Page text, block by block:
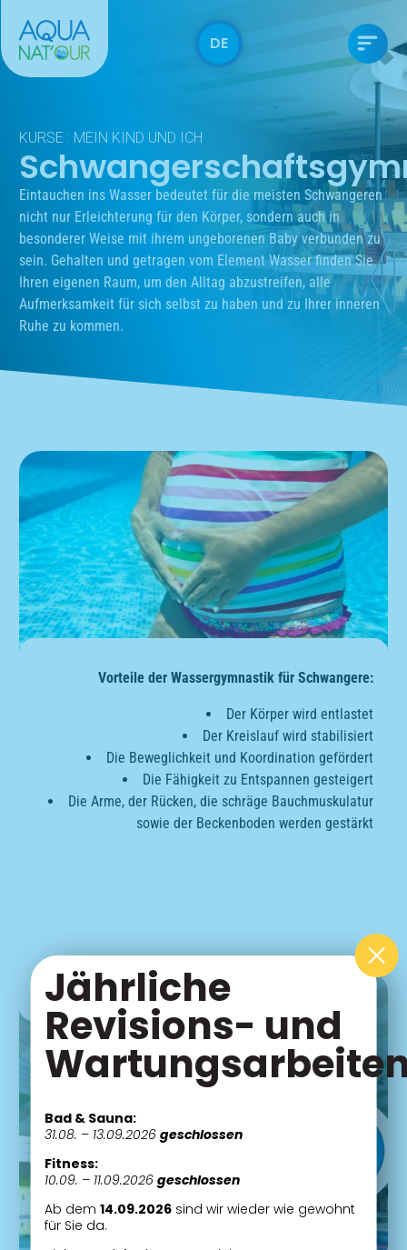
DE
KURSE : MEIN KIND UND ICH
Eintauchen ins Wasser bedeutet für die meisten Schwangeren
nicht nur Erleichterung für den Körper, sondern auch in
besonderer Weise mit ihrem ungeborenen Baby verbunden zu
sein. Gehalten und getragen vom Element Wasser finden Sie
Ihren eigenen Raum, um den Alltag abzustreifen, alle
Aufmerksamkeit für sich selbst zu haben und zu Ihrer inneren
Ruhe zu kommen.
Vorteile der Wassergymnastik für Schwangere:
Der Körper wird entlastet
Der Kreislauf wird stabilisiert
Die Beweglichkeit und Koordination gefördert
Die Fähigkeit zu Entspannen gesteigert
Die Arme, der Rücken, die schräge Bauchmuskulatur
sowie der Beckenboden werden gestärkt
Anmeldung
Jährliche
Revisions- und
Bad & Sauna:
31.08. – 13.09.2026 geschlossen
Fitness:
10.09. – 11.09.2026 geschlossen
Ab dem 14.09.2026sind wir wieder wie gewohnt
für Sie da.